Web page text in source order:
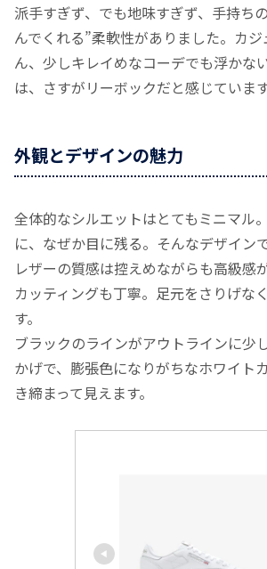
派手すぎず、でも地味すぎず、手持ち
んでくれる”柔軟性がありました。カ
ん、少しキレイめなコーデでも浮かな
は、さすがリーボックだと感じています
外観とデザインの魅力
全体的なシルエットはとてもミニマル
に、なぜか目に残る。そんなデザインで
レザーの質感は控えめながらも高級感
カッティングも丁寧。足元をさりげな
す。
ブラックのラインがアウトラインに少
かげで、膨張色になりがちなホワイト
き締まって見えます。